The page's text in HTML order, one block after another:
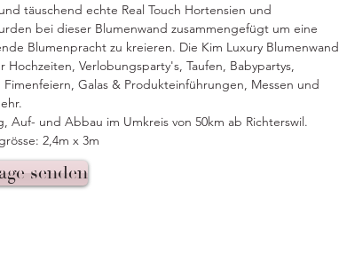
täuschend echte Real Touch Hortensien und
bei dieser Blumenwand zusammengefügt um eine
Blumenpracht zu kreieren. Die Kim Luxury Blumenwand
Hochzeiten, Verlobungsparty's, Taufen, Babypartys,
Galas & Produkteinführungen, Messen und
Auf- und Abbau im Umkreis von 50km ab Richterswil.
2,4m x 3m
senden